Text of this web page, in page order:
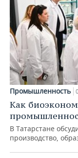
Промышленность
Как
В Татарстане
производство,